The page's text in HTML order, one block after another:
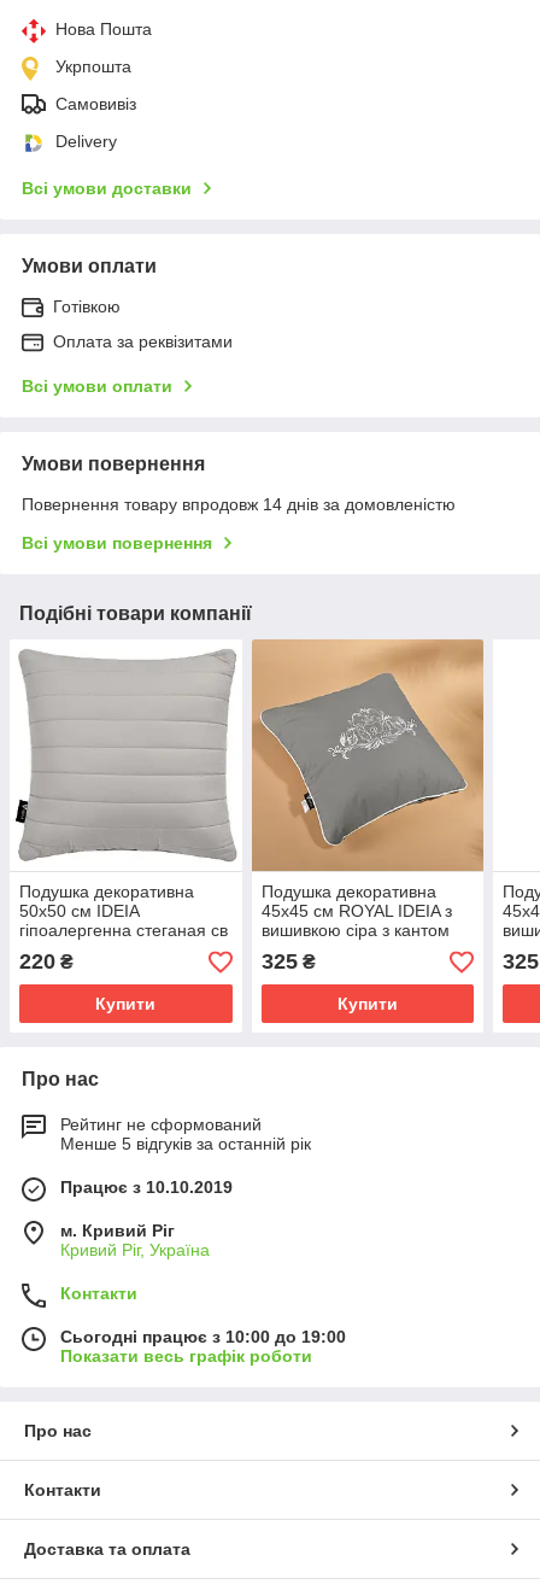
Нова Пошта
Укрпошта
Самовивіз
Delivery
Всі умови доставки
Умови оплати
Готівкою
Оплата за реквізитами
Всі умови оплати
Умови повернення
Повернення товару впродовж 14 днів за домовленістю
Всі умови повернення
Подібні товари компанії
Подушка декоративна
50х50 см IDEIA
гіпоалергенна стеганая св
сіра
220 ₴
Купити
Подушка декоративна
45х45 см ROYAL IDEIA з
вишивкою сіра з кантом
антиалергенна
325₴
Купити
325
Про нас
Рейтинг не сформований
Менше 5 відгуків за останній рік
Працює з 10.10.2019
м. Кривий Ріг
Кривий Ріг, Україна
Контакти
Сьогодні працює з 10:00 до 19:00
Показати весь графік роботи
Про нас
Контакти
Доставка та оплата